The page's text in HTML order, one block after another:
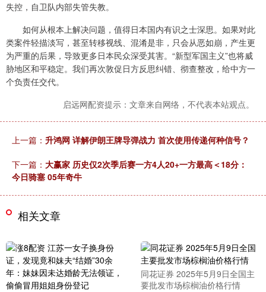
失控，自卫队内部失管失教。
如何从根本上解决问题，值得日本国内有识之士深思。如果对此
类案件轻描淡写，甚至转移视线、混淆是非，只会从恶如崩，产生更
为严重的后果，导致更多日本民众深受其害。“新型军国主义”也将威
胁地区和平稳定。我们再次敦促日方反思纠错、彻查整改，给中方一
个负责任交代。
启远网配资提示：文章来自网络，不代表本站观点。
上一篇： 升鸿网 详解伊朗王牌导弹战力 首次使用传递何种信号？
下一篇： 大赢家 历史仅2次季后赛一方4人20+一方最高＜18分：
今日骑塞 05年奇牛
相关文章
同花证券 2025年5月9日全国主
要批发市场棕榈油价格行情